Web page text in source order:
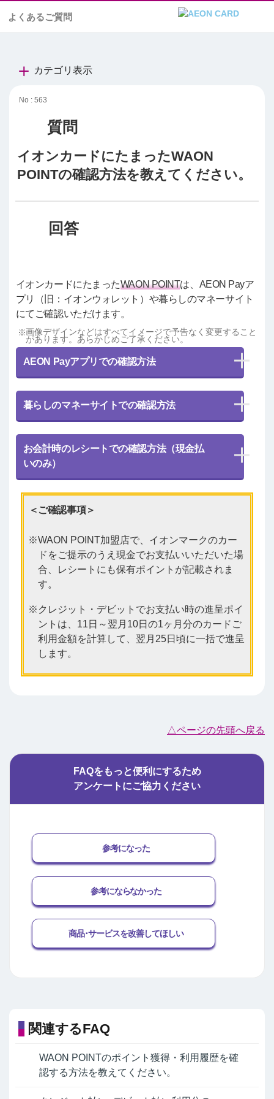
よくあるご質問
カテゴリ表示
No : 563
イオンカードにたまったWAON
POINTの確認方法を教えてください。
イオンカードにたまったWAON POINTは、AEON Payア
プリ（旧：イオンウォレット）や暮らしのマネーサイト
にてご確認いただけます。
画像デザインなどはすべてイメージで予告なく変更すること
があります。あらかじめご了承ください。
AEON Payアプリでの確認方法
暮らしのマネーサイトでの確認方法
お会計時のレシートでの確認方法（現金払
いのみ）
＜ご確認事項＞
WAON POINT加盟店で、イオンマークのカー
ドをご提示のうえ現金でお支払いいただいた場
合、レシートにも保有ポイントが記載されま
す。
クレジット・デビットでお支払い時の進呈ポイ
ントは、11日～翌月10日の1ヶ月分のカードご
利用金額を計算して、翌月25日頃に一括で進呈
します。
△ページの先頭へ戻る
FAQをもっと便利にするため
アンケートにご協力ください
参考になった
参考にならなかった
商品･サービスを改善してほしい
関連するFAQ
WAON POINTのポイント獲得・利用履歴を確
認する方法を教えてください。